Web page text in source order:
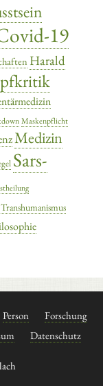
19
Harald
Maskenpflicht
Medizin
Sars-
Transhumanismus
Person
Forschung
Datenschutz